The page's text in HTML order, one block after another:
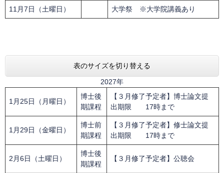
11月7日（土曜日） 大学祭 ※大学院講義あり
表のサイズを切り替える
2027年
1月25日（月曜日）
博士後
期課程
【３月修了予定者】博士論文提
出期限 17時まで
1月29日（金曜日）
博士前
期課程
【３月修了予定者】修士論文提
出期限 17時まで
2月6日（土曜日）
博士後
期課程
【３月修了予定者】公聴会